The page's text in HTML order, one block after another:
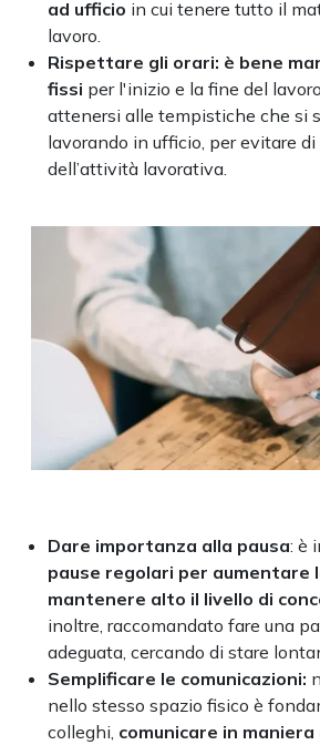
ad ufficio in cui tenere tutto il
lavoro.
Rispettare gli orari: è bene
fissi per l'inizio e la fine del
attenersi alle tempistiche che si
lavorando in ufficio, per evitare
dell’attività lavorativa.
Dare importanza alla pausa: è
pause regolari per
mantenere alto il livello di
inoltre, raccomandato fare una
adeguata, cercando di stare
Semplificare le comunicazioni:
nello stesso spazio fisico è
colleghi, comunicare in maniera